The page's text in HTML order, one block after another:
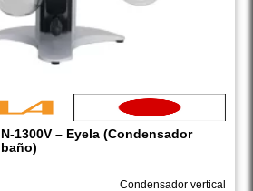
1300V – Eyela (Condensador
Condensador vertical